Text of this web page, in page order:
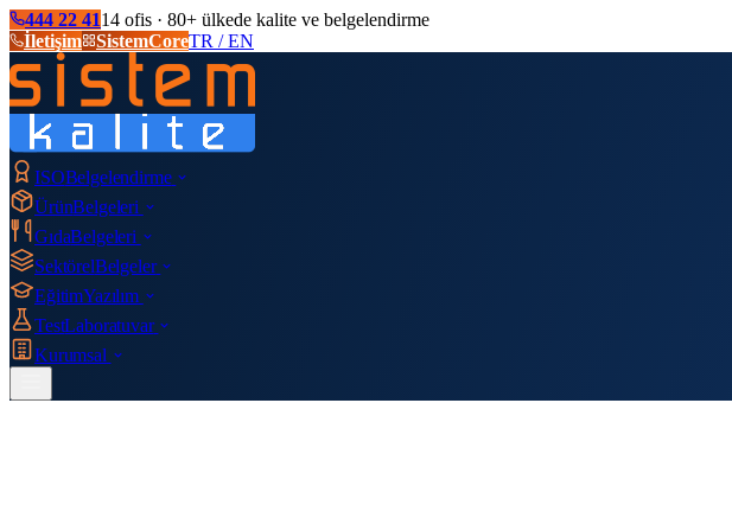
444 22 4114 ofis · 80+ ülkede kalite ve belgelendirme
İletişim
SistemCoreTR / EN
ISOBelgelendirme
ÜrünBelgeleri
GıdaBelgeleri
SektörelBelgeler
EğitimYazılım
TestLaboratuvar
Kurumsal